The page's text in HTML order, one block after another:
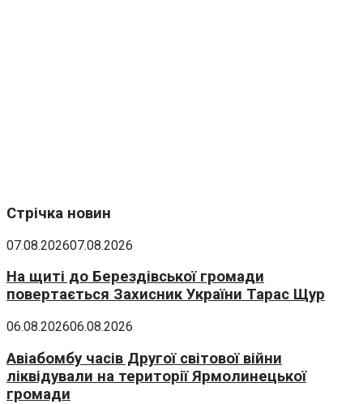
Стрічка новин
07.08.202607.08.2026
На щиті до Берездівської громади
повертається Захисник України Тарас Щур
06.08.202606.08.2026
Авіабомбу часів Другої світової війни
ліквідували на території Ярмолинецької
громади